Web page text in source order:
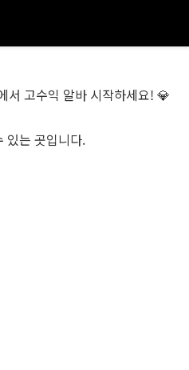
서 고수익 알바 시작하세요! 💎
있는 곳입니다.